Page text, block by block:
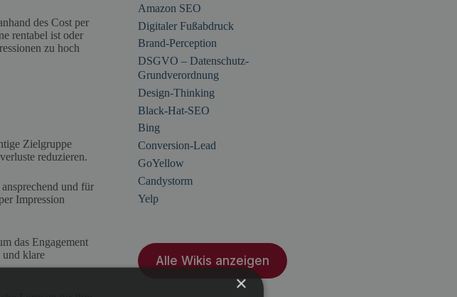
des Cost per
rentabel ist oder
zu hoch
Zielgruppe
reduzieren.
und für
Impression
das Engagement
und klare
Amazon SEO
Digitaler Fußabdruck
Brand-Perception
DSGVO – Datenschutz-
Grundverordnung
Design-Thinking
Black-Hat-SEO
Bing
Conversion-Lead
GoYellow
Candystorm
Yelp
Alle Wikis anzeigen
×